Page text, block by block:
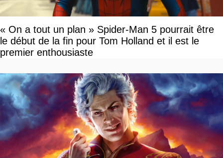
« On a tout un plan » Spider-Man 5 pourrait être
le début de la fin pour Tom Holland et il est le
premier enthousiaste